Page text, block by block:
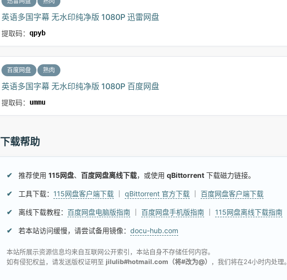
英语多国字幕 无水印纯净版 1080P 迅雷网盘
提取码： qpyb
百度网盘 熟肉
英语多国字幕 无水印纯净版 1080P 百度网盘
提取码： ummu
下载帮助
推荐使用 115网盘、 百度网盘离线下载，或使用 qBittorrent 下载磁力链接。
工具下载： 115网盘客户端下载 qBittorrent 官方下载 百度网盘客户端下载
离线下载教程： 百度网盘电脑版指南 百度网盘手机版指南 115网盘离线下载指南
若本站访问缓慢，请尝试备用镜像： docu-hub.com
本站所展示资源信息均来自互联网公开索引，本站自身不存储任何内容。
如有侵犯权益，请发送版权证明至 jilulib#hotmail.com（将#改为@） ，我们将在24小时内处理。